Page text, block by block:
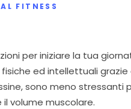
FITNESS
per iniziare la tua
ed intellettuali
sono meno stressanti
volume muscolare.